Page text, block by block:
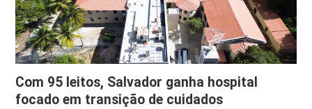
Com 95 leitos, Salvador ganha hospital
focado em transição de cuidados